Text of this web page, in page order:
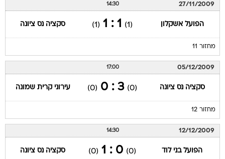
27/11/2009
14:30
הפועל אשקלון (1)
1 : 1
(1) סקציה נס ציונה
מחזור 11
05/12/2009
17:00
סקציה נס ציונה (0)
3 : 0
(0) עירוני קרית שמונה
מחזור 12
12/12/2009
14:30
הפועל בני לוד (0)
0 : 1
(0) סקציה נס ציונה